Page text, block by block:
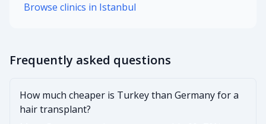
Browse clinics in Istanbul
Frequently asked questions
How much cheaper is Turkey than Germany for a
hair transplant?